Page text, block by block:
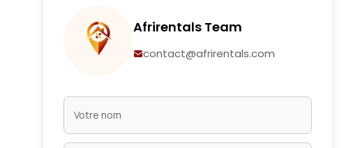
Afrirentals Team
contact@afrirentals.com